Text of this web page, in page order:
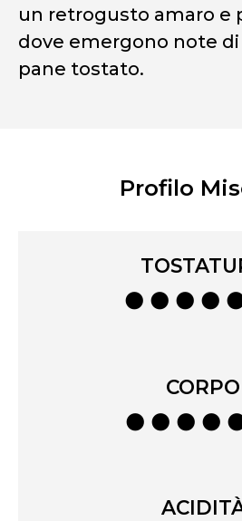
un retrogusto amaro e
dove emergono note
pane tostato.
Profilo
⚫ ⚫ ⚫ ⚫
CORPO
⚫ ⚫ ⚫ ⚫